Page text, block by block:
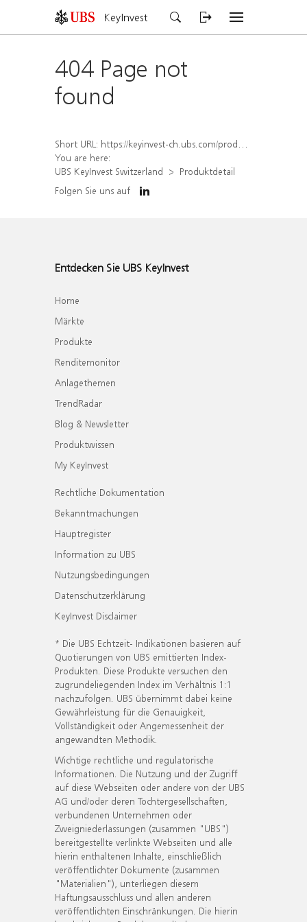
KeyInvest
404 Page not
found
Short URL: https://keyinvest-ch.ubs.com/produkt/detail/index/isin/CH1575348714
You are here:
UBS KeyInvest Switzerland
Produktdetail
Folgen Sie uns auf
Entdecken Sie UBS KeyInvest
Home
Märkte
Produkte
Renditemonitor
Anlagethemen
TrendRadar
Blog & Newsletter
Produktwissen
My KeyInvest
Rechtliche Dokumentation
Bekanntmachungen
Hauptregister
Information zu UBS
Nutzungsbedingungen
Datenschutzerklärung
KeyInvest Disclaimer
* Die UBS Echtzeit- Indikationen basieren auf
Quotierungen von UBS emittierten Index-
Produkten. Diese Produkte versuchen den
zugrundeliegenden Index im Verhältnis 1:1
nachzufolgen. UBS übernimmt dabei keine
Gewährleistung für die Genauigkeit,
Vollständigkeit oder Angemessenheit der
angewandten Methodik.
Wichtige rechtliche und regulatorische
Informationen. Die Nutzung und der Zugriff
auf diese Webseiten oder andere von der UBS
AG und/oder deren Tochtergesellschaften,
verbundenen Unternehmen oder
Zweigniederlassungen (zusammen "UBS")
bereitgestellte verlinkte Webseiten und alle
hierin enthaltenen Inhalte, einschließlich
veröffentlichter Dokumente (zusammen
"Materialien"), unterliegen diesem
Haftungsausschluss und allen anderen
veröffentlichten Einschränkungen. Die hierin